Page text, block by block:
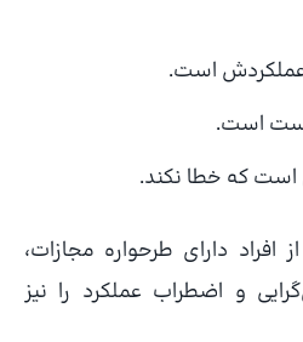
عملکردش است.
است.
که خطا نکند.
دارای طرحواره مجازات،
و اضطراب عملکرد را نیز